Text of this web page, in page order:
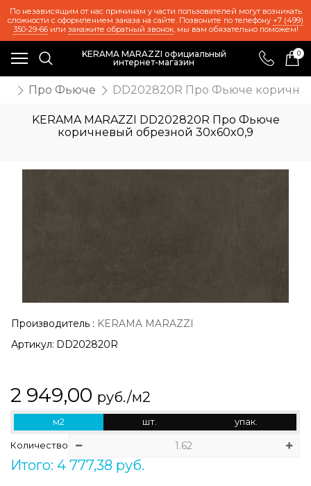
По независящим от нас причинам у части пользователей могут возникать
сложности с оформлением заказа на сайте. Позвоните по телефону +7 (499)
350-29-66или закажите обратный звонок, мы вам обязательно поможем!
KERAMA MARAZZI официальный
интернет-магазин
0
Про Фьюче DD202820R Про Фьюче
KERAMA MARAZZI DD202820R Про Фьюче
коричневый обрезной 30x60x0,9
Производитель : KERAMA MARAZZI
Артикул: DD202820R
2 949,00 руб./м2
м2 шт. упак.
Количество
Итого: 4 777,38 руб.